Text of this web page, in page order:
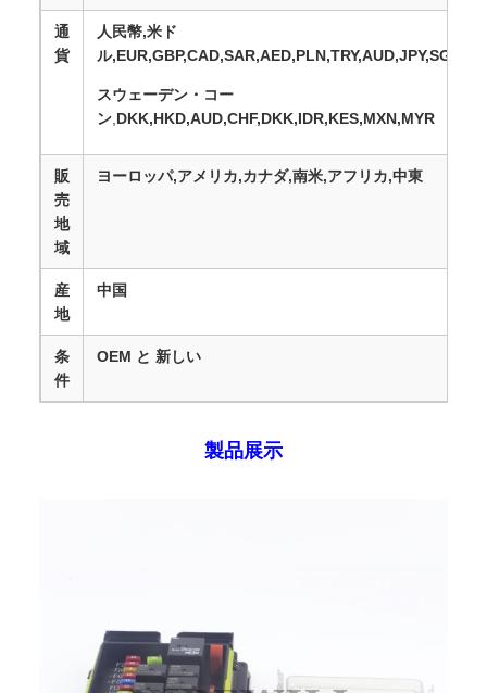
通
貨
人民幣,米ド
ル,EUR,GBP,CAD,SAR,AED,PLN,TRY,AUD,JPY,SGD
スウェーデン・コー
ン DKK,HKD,AUD,CHF,DKK,IDR,KES,MXN,MYR
販
売
地
域
ヨーロッパ,アメリカ,カナダ,南米,アフリカ,中東
産
地
中国
条
件
OEM と 新しい
製品展示